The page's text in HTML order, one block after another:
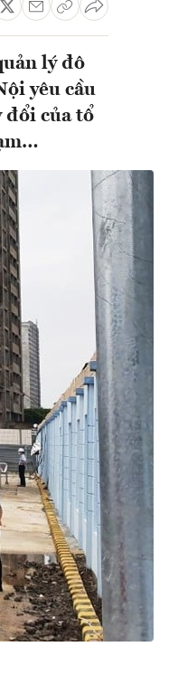
lý đô
yêu cầu
đổi của tổ